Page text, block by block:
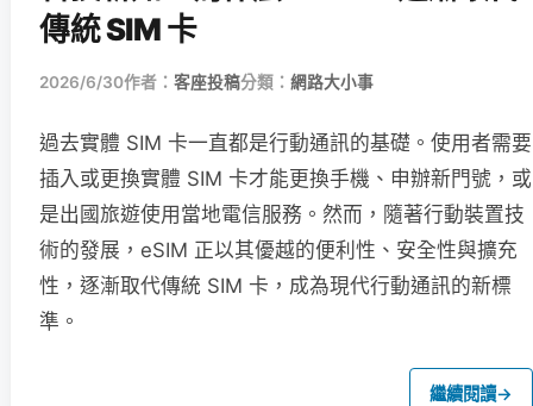
傳統 SIM 卡
2026/6/30作者： 客座投稿分類： 網路大小事
過去實體 SIM 卡一直都是行動通訊的基礎。使用者需要
插入或更換實體 SIM 卡才能更換手機、申辦新門號，或
是出國旅遊使用當地電信服務。然而，隨著行動裝置技
術的發展，eSIM 正以其優越的便利性、安全性與擴充
性，逐漸取代傳統 SIM 卡，成為現代行動通訊的新標
準。
繼續閱讀→